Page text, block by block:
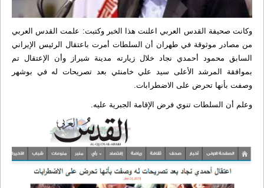
وكانت صحيفة القدس العربي اعلنت هذا الخبر وكتبت: علمت القدس العربي
من مصادر موثوقة في طهران أن السلطات أمرت باعتقال الرئيس الإيراني
السابق محمود أحمدي نجاد خلال زيارته مدينة شيراز وأن الإعتقال تم
بموافقة المرشد الأعلى سيد علي خامنئي بعد تصريحات له في بوشهر
وصفت بأنها تحرض على الاضطرابات.
وعلم أن السلطات تنوي فرض الإقامة الجبرية عليه.